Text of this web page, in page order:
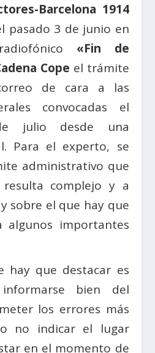
Barcelona 1914
pasado 3 de junio en
«Fin de
Cope el trámite
de cara a las
convocadas el
julio desde una
Para el experto, se
administrativo que
complejo y a
sobre el que hay que
algunos importantes
hay que destacar es
bien del
los errores más
no indicar el lugar
en el momento de